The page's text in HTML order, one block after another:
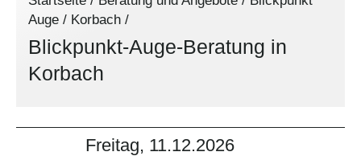
Auge / Korbach /
Blickpunkt-Auge-Beratung in
Korbach
Freitag, 11.12.2026